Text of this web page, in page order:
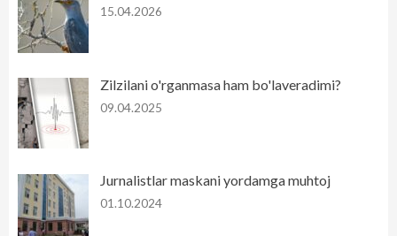
15.04.2026
Zilzilani o'rganmasa ham bo'laveradimi?
09.04.2025
Jurnalistlar maskani yordamga muhtoj
01.10.2024